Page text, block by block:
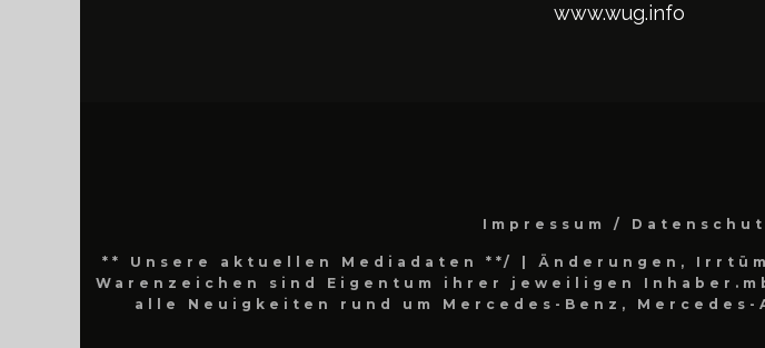
www.wug.info
Impressum /
** Unsere aktuellen Mediadaten **/
| Änderungen,
Warenzeichen sind Eigentum ihrer jeweiligen
alle Neuigkeiten rund um Mercedes-Benz, Mercedes-